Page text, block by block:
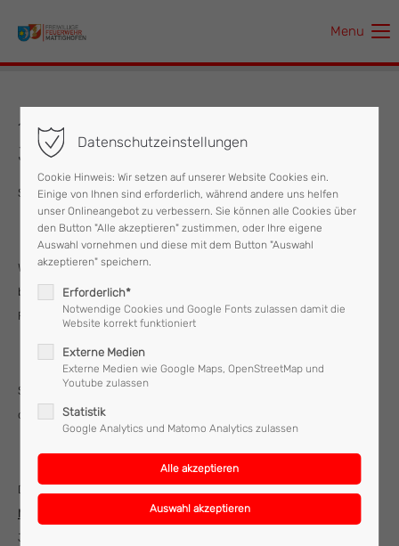
Der Eintrag "offcanvas-col1" existiert leider nicht.
Der Eintrag "offcanvas-col3" existiert leider nicht.
Der Eintrag "offcanvas-col4" existiert leider nicht.
Menu
14.12.2019 Weihnachtsfeier der
Jugendgruppe
Sehr geehrte Mattighofnerinnen und Mattighofner!
Wie jedes Jahr wird auch heuer wieder am 24. Dezember von 08:30
bis 12:00 Uhr, die Jugendgruppe der Feuerwehr Mattighofen das
Friedenslicht im Stadtgebiet von Mattighofen verteilen.
Sie haben dabei auch wieder die Möglichkeit, eine kleine Spende
dafür abzugeben.
Das gesammelte Geld wird dann wieder einem Guten Zweck
Mattighofen
zugute kommen bzw. einen Teil davon erhält wie jedes
Jahr, die Jugendgruppe der Feuerwehr für Ausflüge, Exkursionen
Datenschutzeinstellungen
Cookie Hinweis: Wir setzen auf unserer Website Cookies ein.
Einige von Ihnen sind erforderlich, während andere uns helfen
unser Onlineangebot zu verbessern. Sie können alle Cookies über
den Button "Alle akzeptieren" zustimmen, oder Ihre eigene
Auswahl vornehmen und diese mit dem Button "Auswahl
akzeptieren" speichern.
Erforderlich*
Notwendige Cookies und Google Fonts zulassen damit die
Website korrekt funktioniert
Externe Medien
Externe Medien wie Google Maps, OpenStreetMap und
Youtube zulassen
Statistik
Google Analytics und Matomo Analytics zulassen